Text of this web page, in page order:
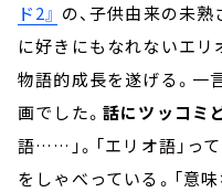
ド2』 の、子供由来の未
に好きにもなれないエリ
物語的成長を遂げる。一
画でした。 話にツッコミ
語……」。「エリオ語」っ
をしゃべっている。「意